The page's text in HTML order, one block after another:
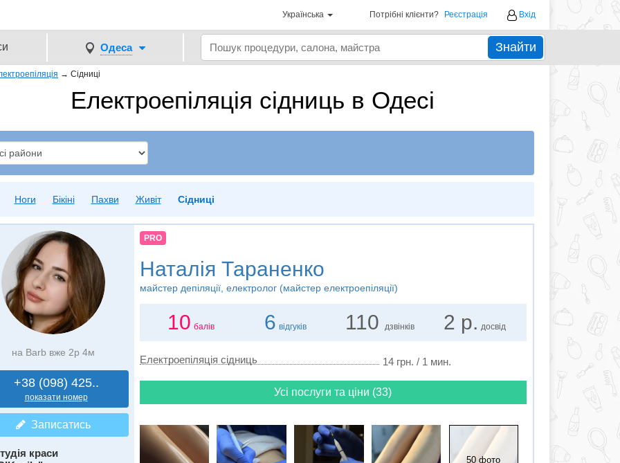
Українська Потрібні клієнти? Реєстрація Вхід
Одеса Знайти
→ Сідниці
Електроепіляція сідниць в Одесі
Ноги Бікіні Пахви Живіт Сідниці
на Barb вже 2р 4м
+38 (098) 425..
показати номер
Записатись
краси
PRO
Наталія Тараненко
майстер депіляції, електролог (майстер електроепіляції)
10 балів 6 відгуків 110 дзвінків 2 р. досвід
Електроепіляція сідниць 14 грн. / 1 мин.
Усі послуги та ціни (33)
50 фото